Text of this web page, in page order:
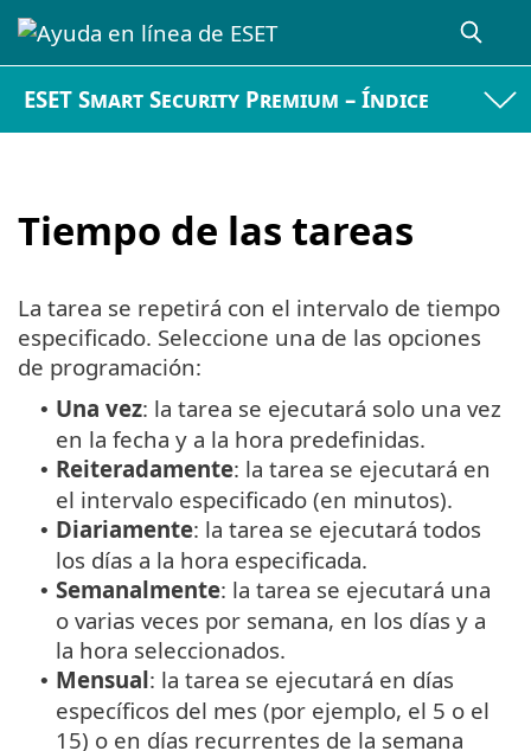
ESET Smart Security Premium – Índice
Tiempo de las tareas
La tarea se repetirá con el intervalo de tiempo
especificado. Seleccione una de las opciones
de programación:
• Una vez: la tarea se ejecutará solo una vez
en la fecha y a la hora predefinidas.
• Reiteradamente: la tarea se ejecutará en
el intervalo especificado (en minutos).
• Diariamente: la tarea se ejecutará todos
los días a la hora especificada.
• Semanalmente: la tarea se ejecutará una
o varias veces por semana, en los días y a
la hora seleccionados.
• Mensual: la tarea se ejecutará en días
específicos del mes (por ejemplo, el 5 o el
15) o en días recurrentes de la semana